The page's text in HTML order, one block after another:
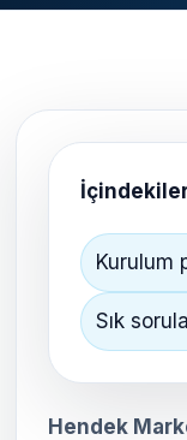
Kurulum
Sık
Hendek